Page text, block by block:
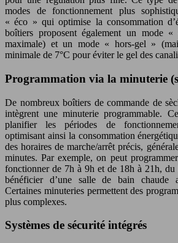
modes de fonctionnement plus
« éco » qui optimise la consommation
boîtiers proposent également un mode «
maximale) et un mode « hors-gel »
minimale de 7°C pour éviter le gel des
Programmation via la minuterie
De nombreux boîtiers de commande de
intègrent une minuterie programmable.
planifier les périodes de
optimisant ainsi la consommation
des horaires de marche/arrêt précis,
minutes. Par exemple, on peut
fonctionner de 7h à 9h et de 18h à 21h,
bénéficier d’une salle de bain chaude
Certaines minuteries permettent des
plus complexes.
Systèmes de sécurité intégrés